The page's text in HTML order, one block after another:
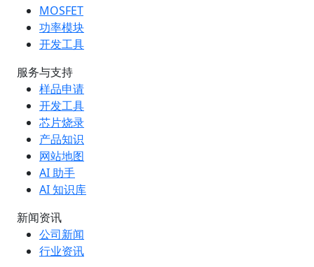
MOSFET
功率模块
开发工具
服务与支持
样品申请
开发工具
芯片烧录
产品知识
网站地图
AI 助手
AI 知识库
新闻资讯
公司新闻
行业资讯